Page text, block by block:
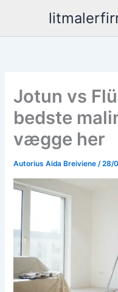
turinio
Jotun vs
bedste
vægge her
Autorius Aida Breiviene/28/